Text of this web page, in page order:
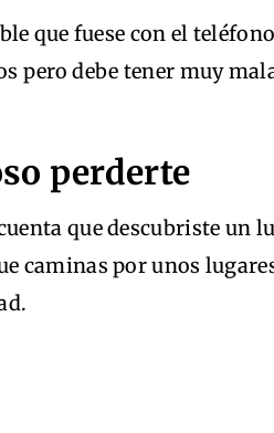
que fuese con el
pero debe tener muy
perderte
que descubriste un
caminas por unos